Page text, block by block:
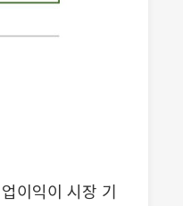
이익이 시장 기